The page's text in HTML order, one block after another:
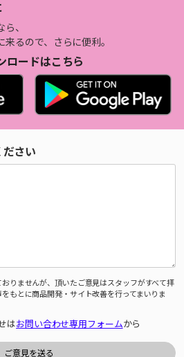
、
るので、さらに便利。
ロードはこちら
さい
りませんが、頂いたご意見はスタッフがすべて拝
もとに商品開発・サイト改善を行ってまいりま
はお問い合わせ専用フォームから